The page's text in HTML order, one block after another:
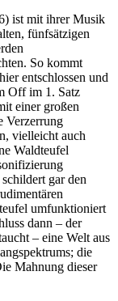
ist mit ihrer Musik
fünfsätzigen
So kommt
entschlossen und
Off im 1. Satz
einer großen
Verzerrung
vielleicht auch
Waldteufel
schildert gar den
umfunktioniert
dann – der
– eine Welt aus
die
Mahnung dieser